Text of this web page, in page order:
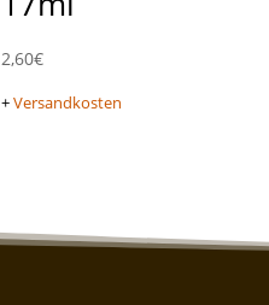
2,60€
+Versandkosten